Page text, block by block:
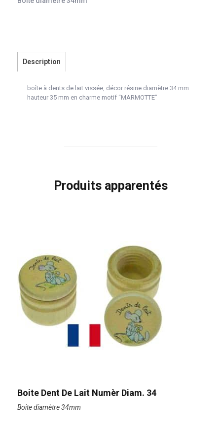
Description
boîte à dents de lait vissée, décor résine diamètre 34 mm
hauteur 35 mm en charme motif “MARMOTTE”
Produits apparentés
Boite Dent De Lait Numèr Diam. 34
Boite diamètre 34mm